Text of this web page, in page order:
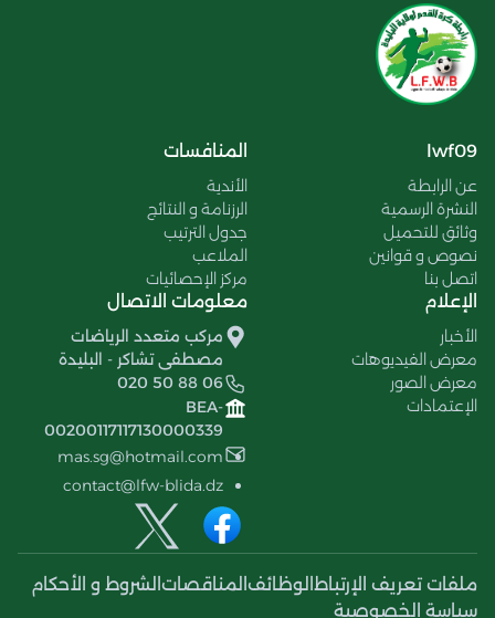
lwf09
عن الرابطة
النشرة الرسمية
وثائق للتحميل
نصوص و قوانين
اتصل بنا
المنافسات
الأندية
الرزنامة و النتائج
جدول الترتيب
الملاعب
مركز الإحصائيات
الإعلام
الأخبار
معرض الفيديوهات
معرض الصور
الإعتمادات
معلومات الاتصال
مركب متعدد الرياضات
مصطفى تشاكر - البليدة
020 50 88 06
BEA-
00200117117130000339
mas.sg@hotmail.com
contact@lfw-blida.dz
ملفات تعريف الإرتباط الوظائف المناقصات الشروط و الأحكام
سياسة الخصوصية